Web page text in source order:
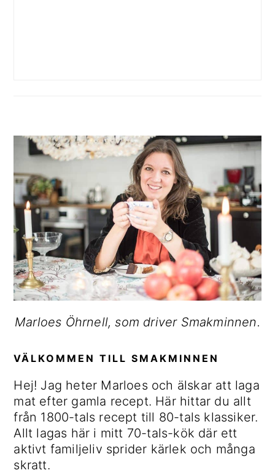
Marloes Öhrnell, som driver Smakminnen.
VÄLKOMMEN TILL SMAKMINNEN
Hej! Jag heter Marloes och älskar att laga
mat efter gamla recept. Här hittar du allt
från 1800-tals recept till 80-tals klassiker.
Allt lagas här i mitt 70-tals-kök där ett
aktivt familjeliv sprider kärlek och många
skratt.